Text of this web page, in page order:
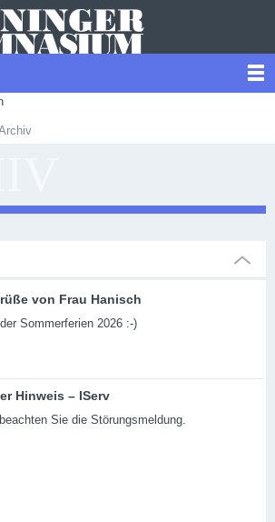
von Frau Hanisch
Sommerferien 2026 :-)
Hinweis – IServ
Sie die Störungsmeldung.